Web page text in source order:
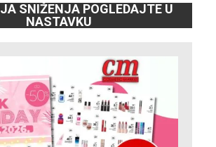
SNIŽENJA POGLEDAJTE U
NASTAVKU